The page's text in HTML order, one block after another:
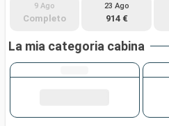
9 Ago
Completo
23 Ago
914 €
La mia categoria cabina